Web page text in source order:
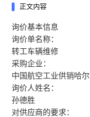
正文内容
询价基本信息
询价单名称：
转工车辆维修
采购企业：
中国航空工业供销哈
询价人姓名：
孙德胜
对供应商的要求：